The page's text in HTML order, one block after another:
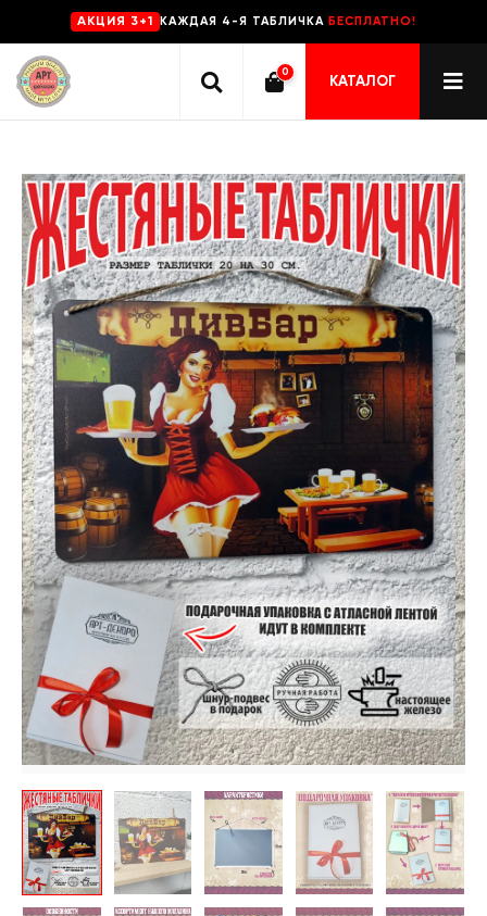
AKЦИЯ 3+1 КАЖДАЯ 4-Я ТАБЛИЧКА БЕСПЛАТНО!
0
КАТАЛОГ